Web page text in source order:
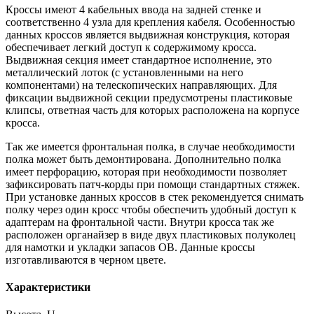
Кроссы имеют 4 кабельных ввода на задней стенке и
соответственно 4 узла для крепления кабеля. Особенностью
данных кроссов является выдвижная конструкция, которая
обеспечивает легкий доступ к содержимому кросса.
Выдвижная секция имеет стандартное исполнение, это
металлический лоток (с установленными на него
компонентами) на телескопических направляющих. Для
фиксации выдвижной секции предусмотрены пластиковые
клипсы, ответная часть для которых расположена на корпусе
кросса.
Так же имеется фронтальная полка, в случае необходимости
полка может быть демонтирована. Дополнительно полка
имеет перфорацию, которая при необходимости позволяет
зафиксировать патч-корды при помощи стандартных стяжек.
При установке данных кроссов в стек рекомендуется снимать
полку через один кросс чтобы обеспечить удобный доступ к
адаптерам на фронтальной части. Внутри кросса так же
расположен органайзер в виде двух пластиковых полуколец
для намотки и укладки запасов ОВ. Данные кроссы
изготавливаются в черном цвете.
Характеристики